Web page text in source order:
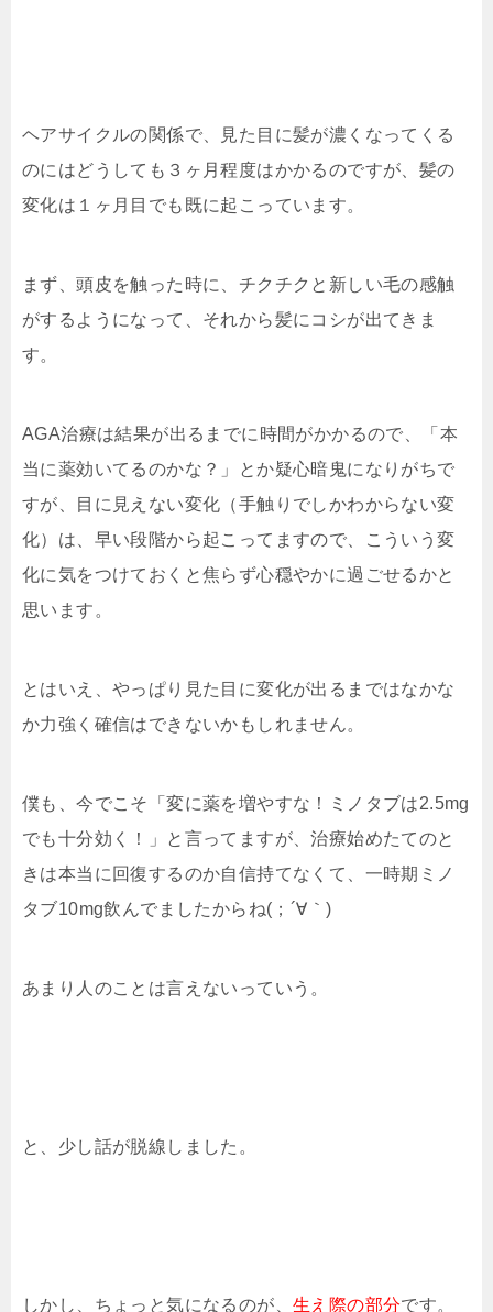
ヘアサイクルの関係で、見た目に髪が濃くなってくる
のにはどうしても３ヶ月程度はかかるのですが、髪の
変化は１ヶ月目でも既に起こっています。
まず、頭皮を触った時に、チクチクと新しい毛の感触
がするようになって、それから髪にコシが出てきま
す。
AGA治療は結果が出るまでに時間がかかるので、「本
当に薬効いてるのかな？」とか疑心暗鬼になりがちで
すが、目に見えない変化（手触りでしかわからない変
化）は、早い段階から起こってますので、こういう変
化に気をつけておくと焦らず心穏やかに過ごせるかと
思います。
とはいえ、やっぱり見た目に変化が出るまではなかな
か力強く確信はできないかもしれません。
僕も、今でこそ「変に薬を増やすな！ミノタブは2.5mg
でも十分効く！」と言ってますが、治療始めたてのと
きは本当に回復するのか自信持てなくて、一時期ミノ
タブ10mg飲んでましたからね(；´∀｀)
あまり人のことは言えないっていう。
と、少し話が脱線しました。
しかし、ちょっと気になるのが、 生え際の部分です。